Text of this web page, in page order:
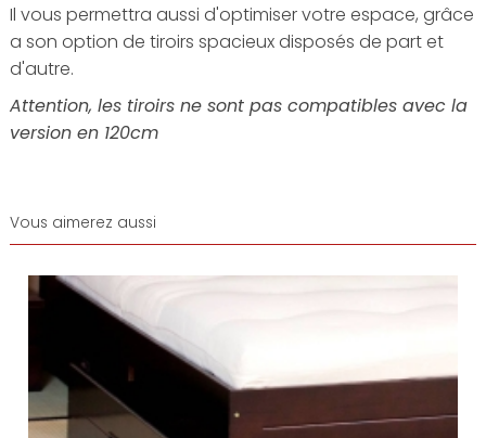
Il vous permettra aussi d'optimiser votre espace, grâce
a son option de tiroirs spacieux disposés de part et
d'autre.
Attention, les tiroirs ne sont pas compatibles avec la
version en 120cm
Vous aimerez aussi